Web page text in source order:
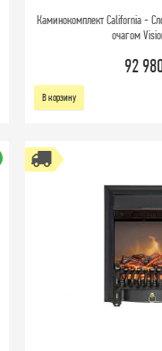
Каминокомплект California -
очагом
92
В корзину